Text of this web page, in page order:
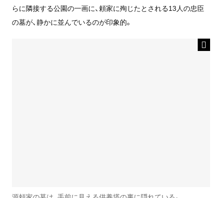
らに隣接する公園の一画に、頼家に殉じたとされる13人の忠臣
の墓が、静かに並んでいるのが印象的。